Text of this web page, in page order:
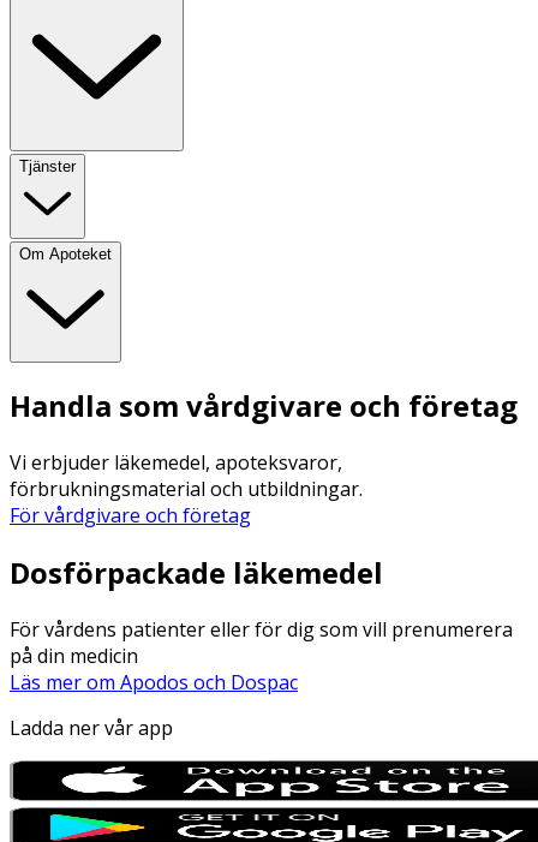
Tjänster
Om Apoteket
Handla som vårdgivare och företag
Vi erbjuder läkemedel, apoteksvaror,
förbrukningsmaterial och utbildningar.
För vårdgivare och företag
Dosförpackade läkemedel
För vårdens patienter eller för dig som vill prenumerera
på din medicin
Läs mer om Apodos och Dospac
Ladda ner vår app